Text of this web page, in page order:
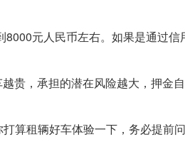
8000元人民币左右。如果是通过信
贵，承担的潜在风险越大，押金
算租辆好车体验一下，务必提前